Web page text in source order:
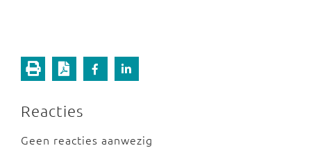
Reacties
Geen reacties aanwezig